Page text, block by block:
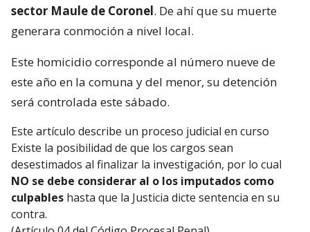
sector Maule de Coronel. De ahí que su muerte
generara conmoción a nivel local.
Este homicidio corresponde al número nueve de
este año en la comuna y del menor, su detención
será controlada este sábado.
Este artículo describe un proceso judicial en curso
Existe la posibilidad de que los cargos sean
desestimados al finalizar la investigación, por lo cual
NO se debe considerar al o los imputados como
culpables hasta que la Justicia dicte sentencia en su
contra.